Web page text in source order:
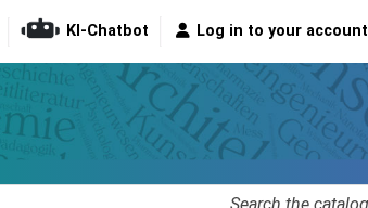
KI-Chatbot Log in to your account